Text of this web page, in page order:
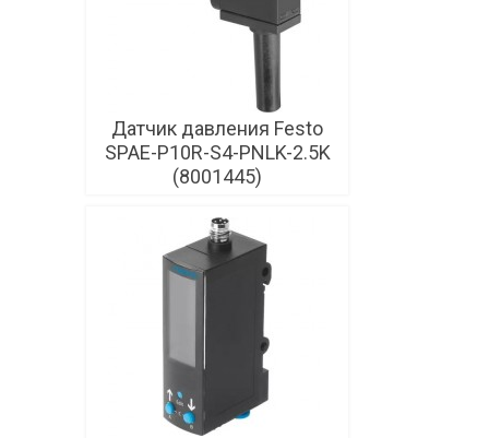
Датчик давления Festo
SPAE-P10R-S4-PNLK-2.5K
(8001445)